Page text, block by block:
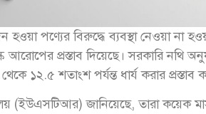
হওয়া পণ্যের বিরুদ্ধে ব্যবস্থা নেওয়া না
প্রস্তাব দিয়েছে। সরকারি নথি
১২.৫ শতাংশ পর্যন্ত ধার্য করার প্রস্তাব
(ইউএসটিআর) জানিয়েছে, তারা কয়েক